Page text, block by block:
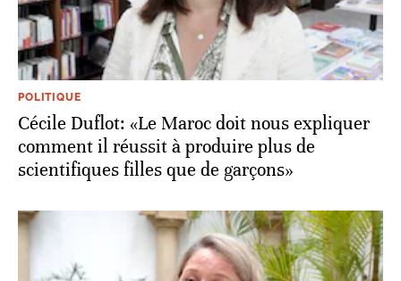
POLITIQUE
Cécile Duflot: «Le Maroc doit nous expliquer
comment il réussit à produire plus de
scientifiques filles que de garçons»